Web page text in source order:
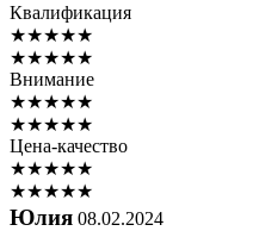
Квалификация
★★★★★
★★★★★
Внимание
★★★★★
★★★★★
Цена-качество
★★★★★
★★★★★
Юлия 08.02.2024